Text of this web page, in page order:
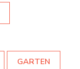
GARTEN